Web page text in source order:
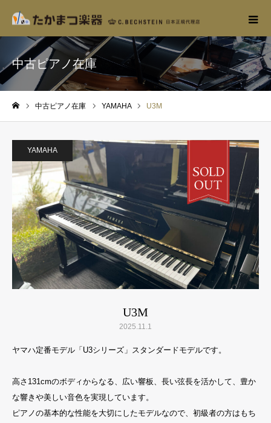
中古ピアノ在庫
中古ピアノ在庫 YAMAHA U3M
YAMAHA
U3M
2025.11.1
ヤマハ定番モデル「U3シリーズ」スタンダードモデルです。
高さ131cmのボディからなる、広い響板、長い弦長を活かして、豊か
な響きや美しい音色を実現しています。
ピアノの基本的な性能を大切にしたモデルなので、初級者の方はもち